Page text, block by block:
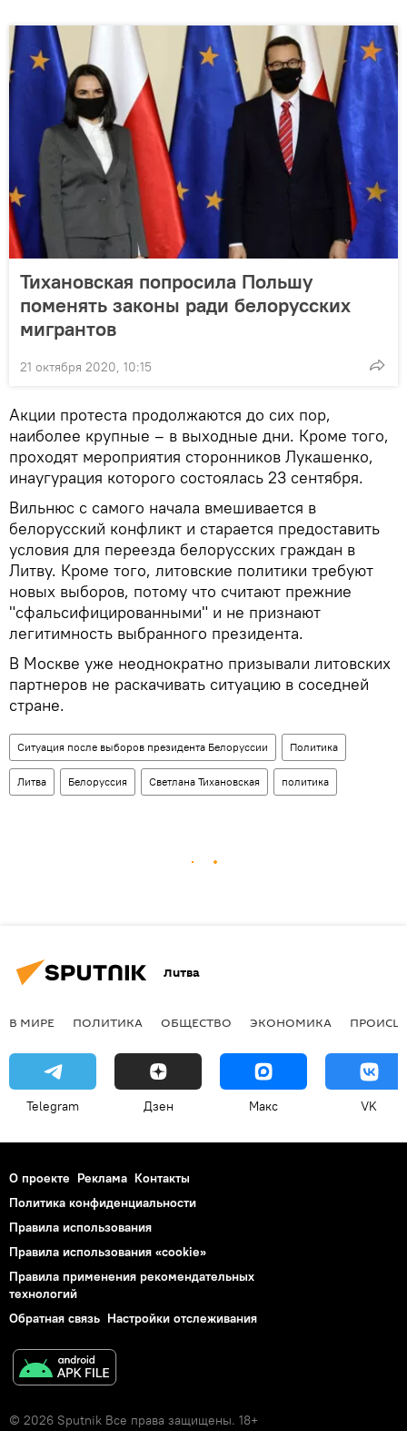
Тихановская попросила Польшу
поменять законы ради белорусских
мигрантов
21 октября 2020, 10:15
Акции протеста продолжаются до сих пор,
наиболее крупные – в выходные дни. Кроме того,
проходят мероприятия сторонников Лукашенко,
инаугурация которого состоялась 23 сентября.
Вильнюс с самого начала вмешивается в
белорусский конфликт и старается предоставить
условия для переезда белорусских граждан в
Литву. Кроме того, литовские политики требуют
новых выборов, потому что считают прежние
"сфальсифицированными" и не признают
легитимность выбранного президента.
В Москве уже неоднократно призывали литовских
партнеров не раскачивать ситуацию в соседней
стране.
Ситуация после выборов президента Белоруссии Политика
Литва Белоруссия Светлана Тихановская политика
Литва
В МИРЕ ПОЛИТИКА ОБЩЕСТВО ЭКОНОМИКА
Telegram Дзен Макс VK
О проекте Реклама Контакты
Политика конфиденциальности
Правила использования
Правила использования «cookie»
Правила применения рекомендательных
технологий
Обратная связь Настройки отслеживания
© 2026 Sputnik Все права защищены. 18+